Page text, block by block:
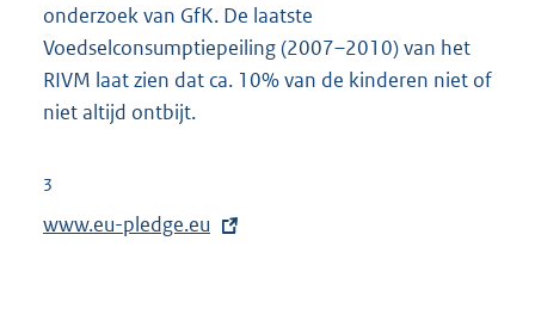
onderzoek van GfK. De laatste
Voedselconsumptiepeiling (2007–2010) van het
RIVM laat zien dat ca. 10% van de kinderen niet of
niet altijd ontbijt.
3
E
www.eu-pledge.eu